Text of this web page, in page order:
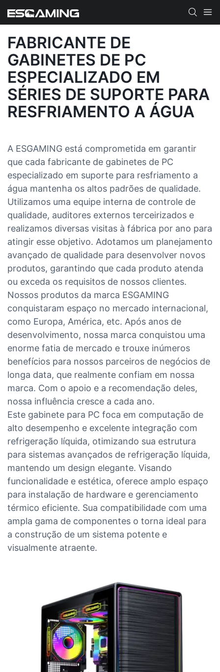
FABRICANTE DE
GABINETES DE PC
ESPECIALIZADO EM
SÉRIES DE SUPORTE PARA
RESFRIAMENTO A ÁGUA
A ESGAMING está comprometida em garantir
que cada fabricante de gabinetes de PC
especializado em suporte para resfriamento a
água mantenha os altos padrões de qualidade.
Utilizamos uma equipe interna de controle de
qualidade, auditores externos terceirizados e
realizamos diversas visitas à fábrica por ano para
atingir esse objetivo. Adotamos um planejamento
avançado de qualidade para desenvolver novos
produtos, garantindo que cada produto atenda
ou exceda os requisitos de nossos clientes.
Nossos produtos da marca ESGAMING
conquistaram espaço no mercado internacional,
como Europa, América, etc. Após anos de
desenvolvimento, nossa marca conquistou uma
enorme fatia de mercado e trouxe inúmeros
benefícios para nossos parceiros de negócios de
longa data, que realmente confiam em nossa
marca. Com o apoio e a recomendação deles,
nossa influência cresce a cada ano.
Este gabinete para PC foca em computação de
alto desempenho e excelente integração com
refrigeração líquida, otimizando sua estrutura
para sistemas avançados de refrigeração líquida,
mantendo um design elegante. Visando
funcionalidade e estética, oferece amplo espaço
para instalação de hardware e gerenciamento
térmico eficiente. Sua compatibilidade com uma
ampla gama de componentes o torna ideal para
a construção de um sistema potente e
visualmente atraente.